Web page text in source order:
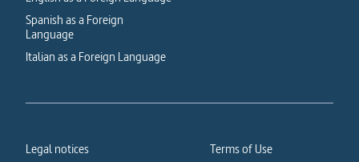
Spanish as a Foreign
Language
Italian as a Foreign Language
Legal notices Terms of Use